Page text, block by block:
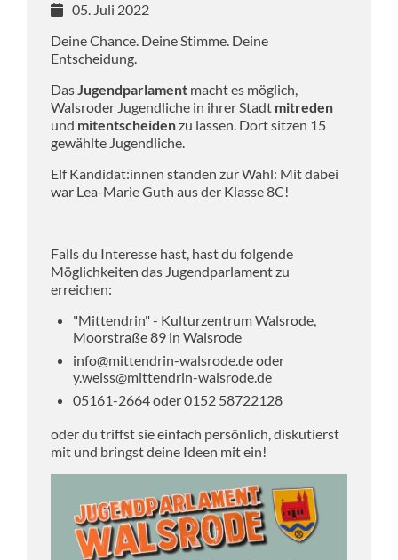
05. Juli 2022
Deine Chance. Deine Stimme. Deine
Entscheidung.
DasJugendparlament macht es möglich,
Walsroder Jugendliche in ihrer Stadt mitreden
und mitentscheidenzu lassen. Dort sitzen 15
gewählte Jugendliche.
Elf Kandidat:innen standen zur Wahl: Mit dabei
war Lea-Marie Guth aus der Klasse 8C!
Falls du Interesse hast, hast du folgende
Möglichkeiten das Jugendparlament zu
erreichen:
"Mittendrin" - Kulturzentrum Walsrode,
Moorstraße 89 in Walsrode
info@mittendrin-walsrode.de oder
y.weiss@mittendrin-walsrode.de
05161-2664 oder 0152 58722128
oder du triffst sie einfach persönlich, diskutierst
mit und bringst deine Ideen mit ein!